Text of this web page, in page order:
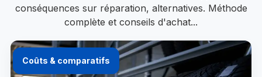
conséquences sur réparation, alternatives. Méthode
complète et conseils d'achat...
Coûts & comparatifs